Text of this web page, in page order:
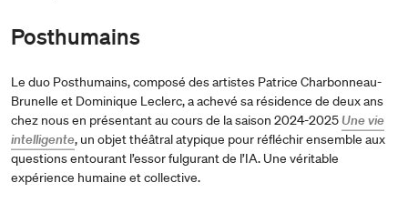
Posthumains
Le duo Posthumains, composé des artistes Patrice Charbonneau-
Brunelle et Dominique Leclerc, a achevé sa résidence de deux ans
chez nous en présentant au cours de la saison 2024-2025Une vie
intelligente, un objet théâtral atypique pour réfléchir ensemble aux
questions entourant l’essor fulgurant de l’IA. Une véritable
expérience humaine et collective.